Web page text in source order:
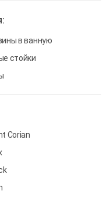
в ванную
стойки
Corian